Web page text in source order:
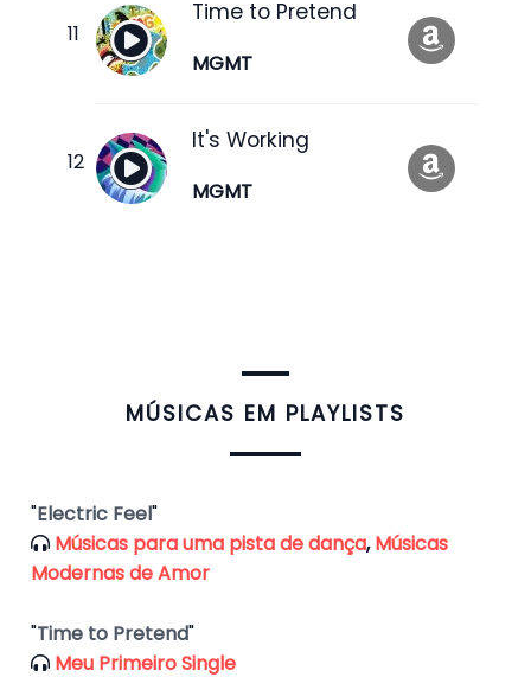
Time to Pretend
MGMT
It's Working
MGMT
​MÚSICAS EM PLAYLISTS
"Electric Feel"
Músicas para uma pista de dança,Músicas
Modernas de Amor
"Time to Pretend"
Meu Primeiro Single